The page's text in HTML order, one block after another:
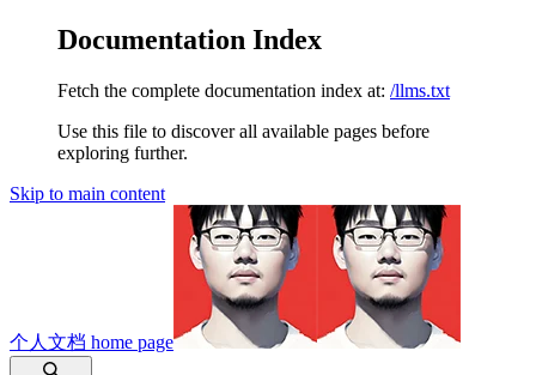
Documentation Index
Fetch the complete documentation index at: /llms.txt
Use this file to discover all available pages before
exploring further.
Skip to main content
个人文档 home page